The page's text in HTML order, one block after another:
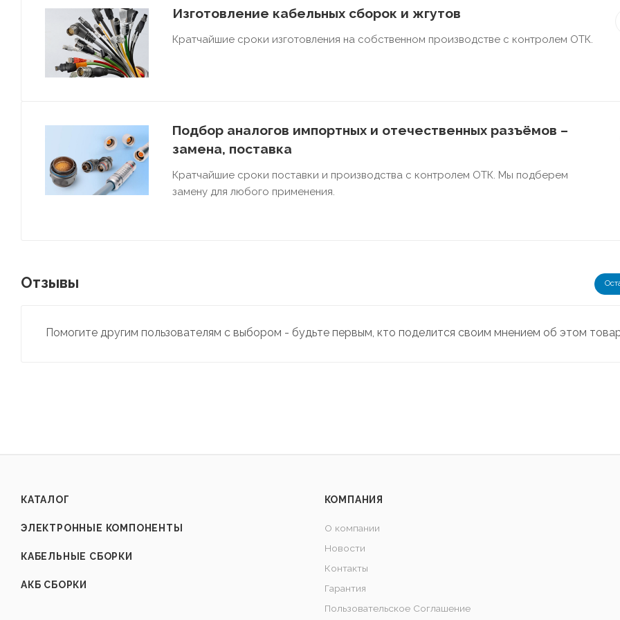
Изготовление кабельных сборок и жгутов
Кратчайшие сроки изготовления на собственном производстве с контролем ОТК.
Подбор аналогов импортных и отечественных разъёмов –
замена, поставка
Кратчайшие сроки поставки и производства с контролем ОТК. Мы подберем
замену для любого применения.
Отзывы
Помогите другим пользователям с выбором - будьте первым, кто поделится своим мнением об этом
КАТАЛОГ
ЭЛЕКТРОННЫЕ КОМПОНЕНТЫ
КАБЕЛЬНЫЕ СБОРКИ
АКБ СБОРКИ
КОМПАНИЯ
О компании
Новости
Контакты
Гарантия
Пользовательское Соглашение